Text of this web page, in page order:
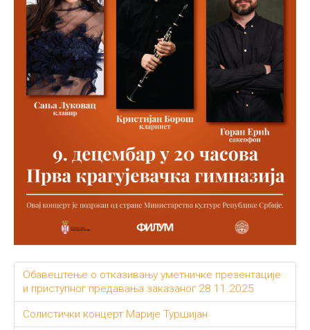
Обавештење о отказивању уметничке презентације
и приступног предавања заказаног 28.11.2025
Солистички концерт Марије Туршијан